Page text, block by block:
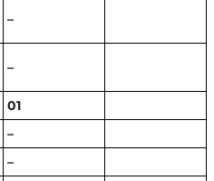
–
–
01
–
–